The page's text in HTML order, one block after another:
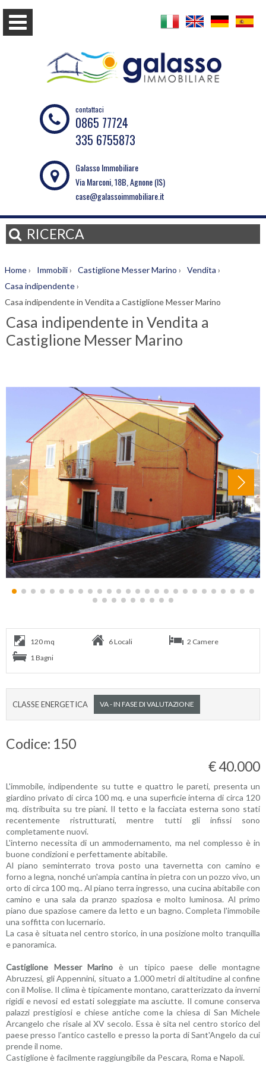
contattaci
0865 77724
335 6755873
Galasso Immobiliare
Via Marconi, 18B, Agnone (IS)
case@galassoimmobiliare.it
RICERCA
Home› Immobili› Castiglione Messer Marino › Vendita ›
Casa indipendente›
Casa indipendente in Vendita a Castiglione Messer Marino
Casa indipendente in Vendita a
Castiglione Messer Marino
120 mq 6 Locali
2 Camere
1 Bagni
CLASSE ENERGETICA VA - IN FASE DI VALUTAZIONE
Codice: 150
€ 40.000
L'immobile, indipendente su tutte e quattro le pareti, presenta un
giardino privato di circa 100 mq. e una superficie interna di circa 120
mq. distribuita su tre piani. Il tetto e la facciata esterna sono stati
recentemente ristrutturati, mentre tutti gli infissi sono
completamente nuovi.
L'interno necessita di un ammodernamento, ma nel complesso è in
buone condizioni e perfettamente abitabile.
Al piano seminterrato trova posto una tavernetta con camino e
forno a legna, nonché un'ampia cantina in pietra con un pozzo vivo, un
orto di circa 100 mq.. Al piano terra ingresso, una cucina abitabile con
camino e una sala da pranzo spaziosa e molto luminosa. Al primo
piano due spaziose camere da letto e un bagno. Completa l'immobile
una soffitta con lucernario.
La casa è situata nel centro storico, in una posizione molto tranquilla
e panoramica.
Castiglione Messer Marino è un tipico paese delle montagne
Abruzzesi, gli Appennini, situato a 1.000 metri di altitudine al confine
con il Molise. Il clima è tipicamente montano, caratterizzato da inverni
rigidi e nevosi ed estati soleggiate ma asciutte. Il comune conserva
palazzi prestigiosi e chiese antiche come la chiesa di San Michele
Arcangelo che risale al XV secolo. Essa è sita nel centro storico del
paese presso l’antico castello e presso la porta di Sant'Angelo da cui
prende il nome.
Castiglione è facilmente raggiungibile da Pescara, Roma e Napoli.